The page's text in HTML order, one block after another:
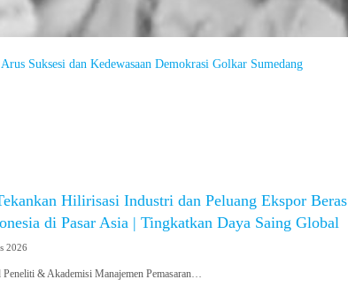
Suksesi dan Kedewasaan Demokrasi Golkar Sumedang
Hilirisasi Industri dan Peluang Ekspor Beras
di Pasar Asia | Tingkatkan Daya Saing Global
2026
Peneliti & Akademisi Manajemen Pemasaran…